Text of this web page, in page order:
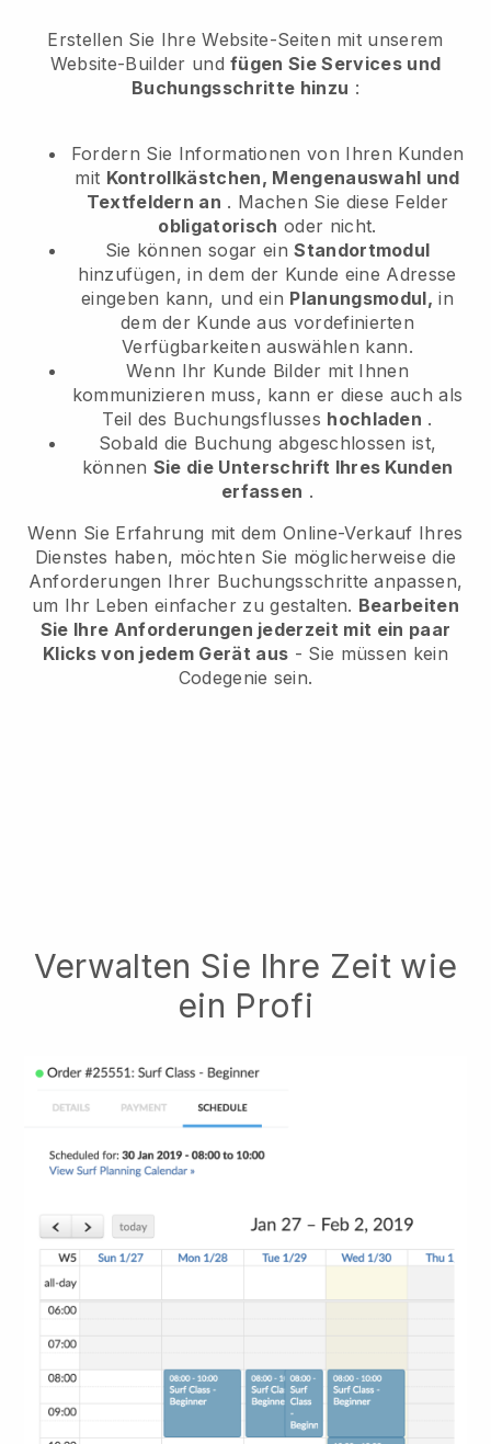
Erstellen Sie Ihre Website-Seiten mit unserem
Website-Builder undfügen Sie Services und
Buchungsschritte hinzu :
Fordern Sie Informationen von Ihren Kunden
mit Kontrollkästchen, Mengenauswahl und
Textfeldern an . Machen Sie diese Felder
obligatorisch oder nicht.
Sie können sogar einStandortmodul
hinzufügen, in dem der Kunde eine Adresse
eingeben kann, und ein Planungsmodul, in
dem der Kunde aus vordefinierten
Verfügbarkeiten auswählen kann.
Wenn Ihr Kunde Bilder mit Ihnen
kommunizieren muss, kann er diese auch als
Teil des Buchungsflusses hochladen .
Sobald die Buchung abgeschlossen ist,
können Sie die Unterschrift Ihres Kunden
erfassen .
Wenn Sie Erfahrung mit dem Online-Verkauf Ihres
Dienstes haben, möchten Sie möglicherweise die
Anforderungen Ihrer Buchungsschritte anpassen,
um Ihr Leben einfacher zu gestalten. Bearbeiten
Sie Ihre Anforderungen jederzeit mit ein paar
Klicks von jedem Gerät aus - Sie müssen kein
Codegenie sein.
Verwalten Sie Ihre Zeit wie
ein Profi